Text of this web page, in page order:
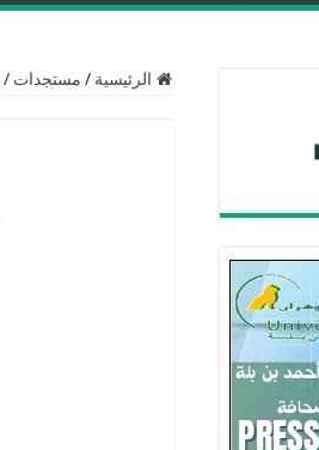
الرئيسية / مستجدات /